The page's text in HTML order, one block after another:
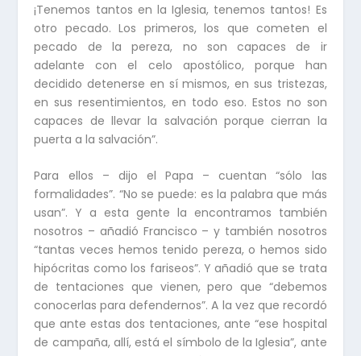
¡Tenemos tantos en la Iglesia, tenemos tantos! Es
otro pecado. Los primeros, los que cometen el
pecado de la pereza, no son capaces de ir
adelante con el celo apostólico, porque han
decidido detenerse en sí mismos, en sus tristezas,
en sus resentimientos, en todo eso. Estos no son
capaces de llevar la salvación porque cierran la
puerta a la salvación”.
Para ellos – dijo el Papa – cuentan “sólo las
formalidades”. “No se puede: es la palabra que más
usan”. Y a esta gente la encontramos también
nosotros – añadió Francisco – y también nosotros
“tantas veces hemos tenido pereza, o hemos sido
hipócritas como los fariseos”. Y añadió que se trata
de tentaciones que vienen, pero que “debemos
conocerlas para defendernos”. A la vez que recordó
que ante estas dos tentaciones, ante “ese hospital
de campaña, allí, está el símbolo de la Iglesia”, ante